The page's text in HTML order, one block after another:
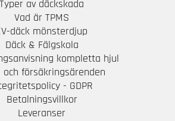
Typer av däckskada
Vad är TPMS
däck mönsterdjup
Däck & Fälgskola
kompletta hjul
och försäkringsärenden
- GDPR
Betalningsvillkor
Leveranser